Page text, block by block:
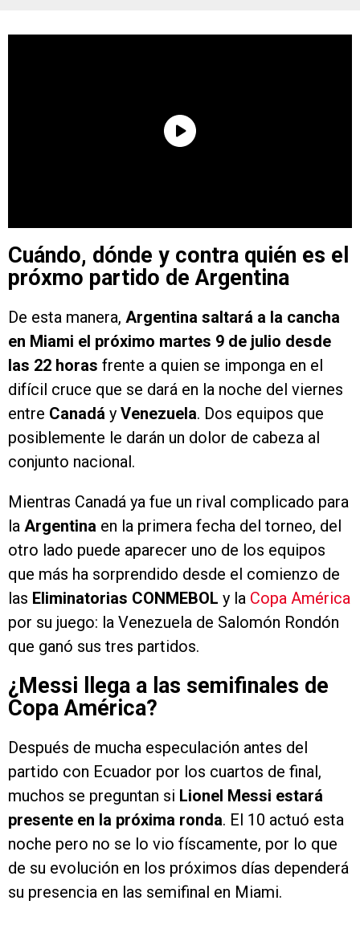
Cuándo, dónde y contra quién es el
próxmo partido de Argentina
De esta manera, Argentina saltará a la cancha
en Miami el próximo martes 9 de julio desde
las 22 horas frente a quien se imponga en el
difícil cruce que se dará en la noche del viernes
entre Canadá y Venezuela. Dos equipos que
posiblemente le darán un dolor de cabeza al
conjunto nacional.
Mientras Canadá ya fue un rival complicado para
la Argentina en la primera fecha del torneo, del
otro lado puede aparecer uno de los equipos
que más ha sorprendido desde el comienzo de
las Eliminatorias CONMEBOL y la Copa América
por su juego: la Venezuela de Salomón Rondón
que ganó sus tres partidos.
¿Messi llega a las semifinales de
Copa América?
Después de mucha especulación antes del
partido con Ecuador por los cuartos de final,
muchos se preguntan si Lionel Messi estará
presente en la próxima ronda. El 10 actuó esta
noche pero no se lo vio físcamente, por lo que
de su evolución en los próximos días dependerá
su presencia en las semifinal en Miami.